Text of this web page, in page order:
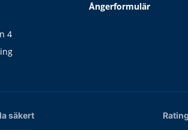
4
Ångerformulär
säkert